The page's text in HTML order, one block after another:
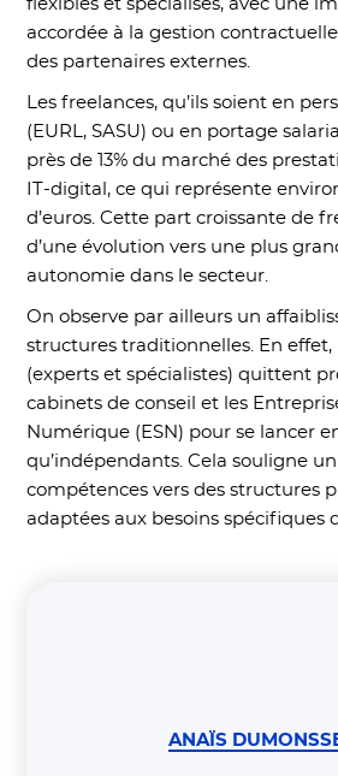
flexibles et spécialisés, avec une
accordée à la gestion
des partenaires externes.
Les freelances, qu’ils soient en
(EURL, SASU) ou en portage
près de 13% du marché des
IT-digital, ce qui représente
d’euros. Cette part croissante de
d’une évolution vers une plus
autonomie dans le secteur.
On observe par ailleurs un
structures traditionnelles. En
(experts et spécialistes) quittent
cabinets de conseil et les
Numérique (ESN) pour se lancer
qu’indépendants. Cela souligne
compétences vers des structures
adaptées aux besoins spécifiques
ANAÏS